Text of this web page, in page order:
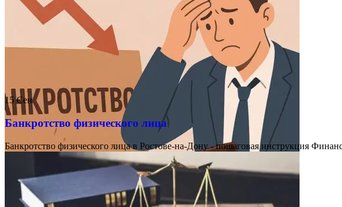
15Сен
Банкротство физического лица
Банкротство физического лица в Ростове-на-Дону - пошаговая инструкция